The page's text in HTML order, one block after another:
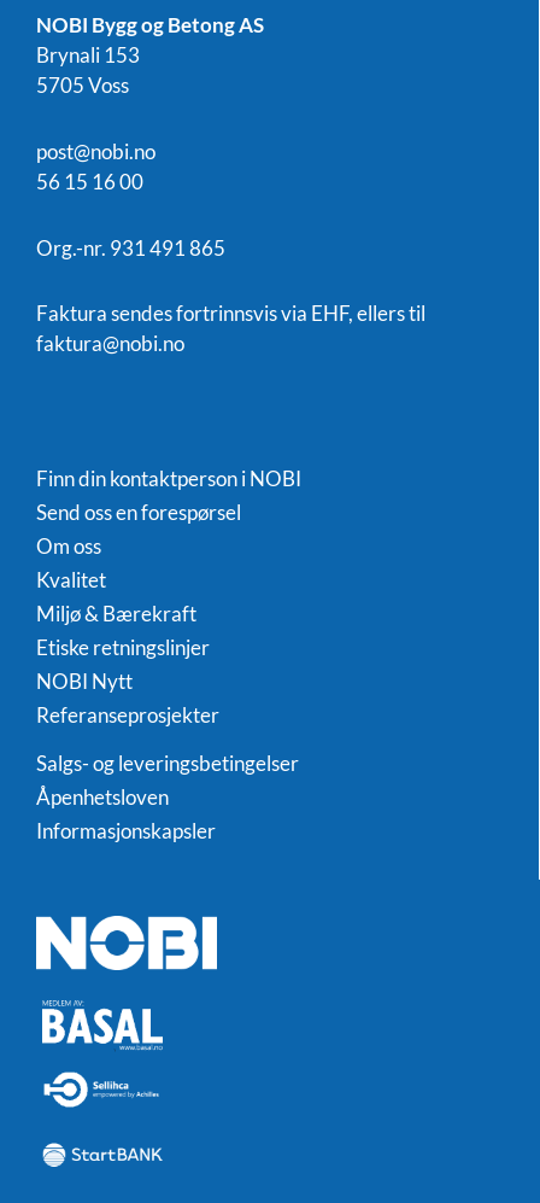
NOBI Bygg og Betong AS
Brynali 153
5705 Voss
post@nobi.no
56 15 16 00
Org.-nr. 931 491 865
Faktura sendes fortrinnsvis via EHF, ellers til
faktura@nobi.no
Finn din kontaktperson i NOBI
Send oss en forespørsel
Om oss
Kvalitet
Miljø & Bærekraft
Etiske retningslinjer
NOBI Nytt
Referanseprosjekter
Salgs- og leveringsbetingelser
Åpenhetsloven
Informasjonskapsler